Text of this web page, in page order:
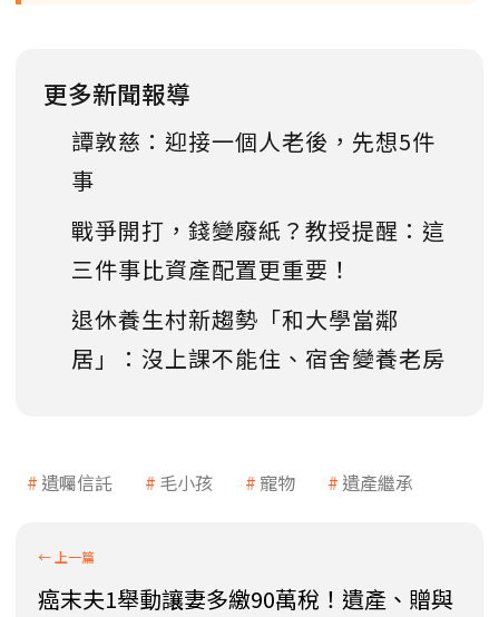
更多新聞報導
譚敦慈：迎接一個人老後，先想5件
事
戰爭開打，錢變廢紙？教授提醒：這
三件事比資產配置更重要！
退休養生村新趨勢「和大學當鄰
居」：沒上課不能住、宿舍變養老房
遺囑信託 毛小孩 寵物 遺產繼承
癌末夫1舉動讓妻多繳90萬稅！遺產、贈與